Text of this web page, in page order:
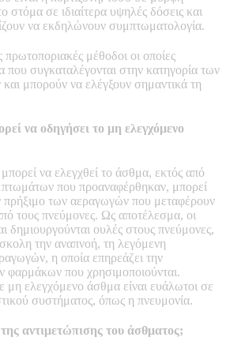
στόμα σε ιδιαίτερα υψηλές δόσεις και
να εκδηλώνουν συμπτωματολογία.
μέθοδοι οι οποίες
συγκαταλέγονται στην κατηγορία των
μπορούν να ελέγξουν σημαντικά τη
να οδηγήσει το μη ελεγχόμενο
να ελεγχθεί το άσθμα, εκτός από
που προαναφέρθηκαν, μπορεί
πρήξιμο των αεραγωγών που μεταφέρουν
τους πνεύμονες. Ως αποτέλεσμα, οι
δημιουργούνται ουλές στους πνεύμονες,
την αναπνοή, τη λεγόμενη
η οποία επηρεάζει την
φαρμάκων που χρησιμοποιούνται.
μη ελεγχόμενο άσθμα είναι ευάλωτοι σε
συστήματος, όπως η πνευμονία.
της αντιμετώπισης του άσθματος;